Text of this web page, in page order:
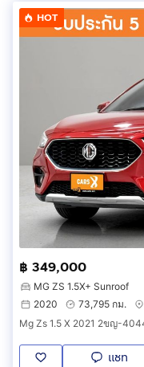
HOT
฿ 349,000
MG ZS 1.5X+ Sunroof
2020
73,795 กม.
Mg Zs 1.5 X 2021 2ขญ-
แชท